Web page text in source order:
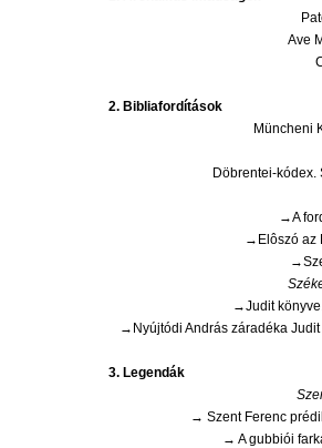
Ave
2. Bibliafordítások
Müncheni
Döbrentei-kódex.
→A
→Elôszó az
→Judit
→Nyújtódi András záradéka
3. Legendák
→ Szent Ferenc
→ A gubbiói